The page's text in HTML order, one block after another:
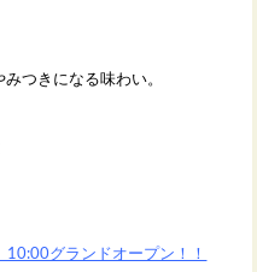
つきになる味わい。
グランドオープン！！